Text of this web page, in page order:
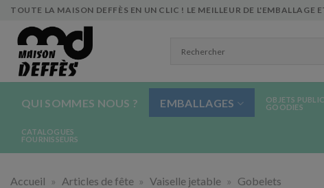
Skip
content
TOUTE LA MAISON DEFFÈS EN UN CLIC ! LE MEILLEUR DE L'EMBALLAGE
QUI SOMMES NOUS ? EMBALLAGES
OBJETS
GOODIES
CATALOGUES
FOURNISSEURS
Accueil » Articles de fête » Vaiselle jetable » Gobelets